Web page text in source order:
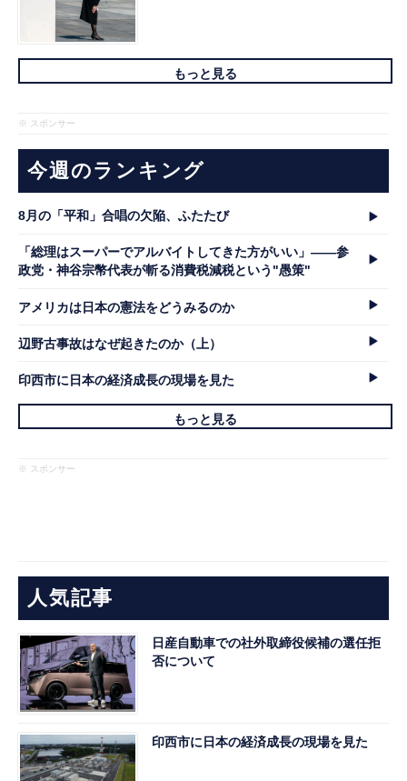
もっと見る
※ スポンサー
今週のランキング
8月の「平和」合唱の欠陥、ふたたび
「総理はスーパーでアルバイトしてきた方がいい」――参
政党・神谷宗幣代表が斬る消費税減税という"愚策"
アメリカは日本の憲法をどうみるのか
辺野古事故はなぜ起きたのか（上）
印西市に日本の経済成長の現場を見た
もっと見る
※ スポンサー
人気記事
日産自動車での社外取締役候補の選任拒
否について
印西市に日本の経済成長の現場を見た